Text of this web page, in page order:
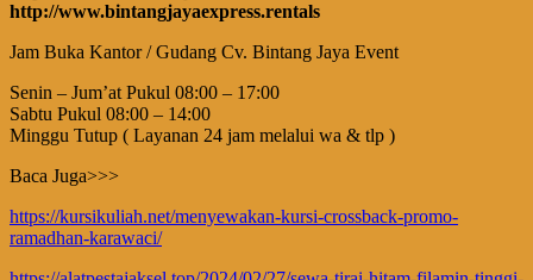
http://www.bintangjayaexpress.rentals
Jam Buka Kantor / Gudang Cv. Bintang Jaya Event
Senin – Jum’at Pukul 08:00 – 17:00
Sabtu Pukul 08:00 – 14:00
Minggu Tutup ( Layanan 24 jam melalui wa & tlp )
Baca Juga>>>
https://kursikuliah.net/menyewakan-kursi-crossback-promo-
ramadhan-karawaci/